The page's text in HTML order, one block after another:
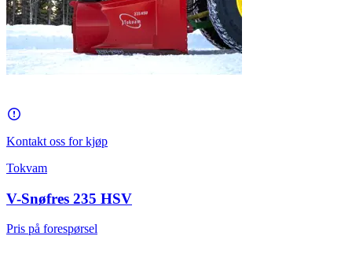
Kontakt oss for kjøp
Tokvam
V-Snøfres 235 HSV
Pris på forespørsel